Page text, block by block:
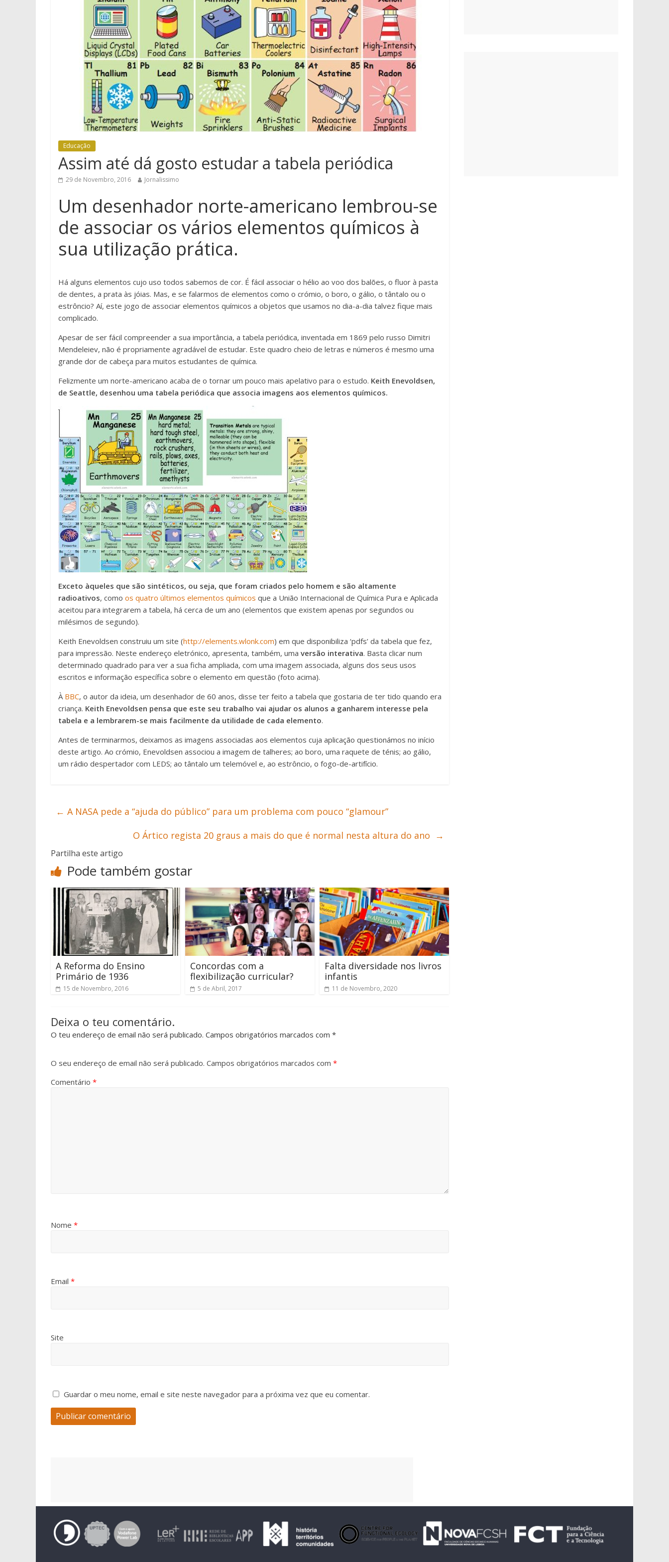
Educação
Assim até dá gosto estudar a tabela periódica
29 de Novembro, 2016 Jornalissimo
Um desenhador norte-americano lembrou-se
de associar os vários elementos químicos à
sua utilização prática.
Há alguns elementos cujo uso todos sabemos de cor. É fácil associar o hélio ao voo dos balões, o fluor à pasta
de dentes, a prata às jóias. Mas, e se falarmos de elementos como o crómio, o boro, o gálio, o tântalo ou o
estrôncio? Aí, este jogo de associar elementos químicos a objetos que usamos no dia-a-dia talvez fique mais
complicado.
Apesar de ser fácil compreender a sua importância, a tabela periódica, inventada em 1869 pelo russo Dimitri
Mendeleiev, não é propriamente agradável de estudar. Este quadro cheio de letras e números é mesmo uma
grande dor de cabeça para muitos estudantes de química.
Felizmente um norte-americano acaba de o tornar um pouco mais apelativo para o estudo. Keith Enevoldsen,
de Seattle, desenhou uma tabela periódica que associa imagens aos elementos químicos.
Exceto àqueles que são sintéticos, ou seja, que foram criados pelo homem e são altamente
radioativos, como os quatro últimos elementos químicos que a União Internacional de Química Pura e Aplicada
aceitou para integrarem a tabela, há cerca de um ano (elementos que existem apenas por segundos ou
milésimos de segundo).
Keith Enevoldsen construiu um site (http://elements.wlonk.com) em que disponibiliza ‘pdfs’ da tabela que fez,
para impressão. Neste endereço eletrónico, apresenta, também, uma versão interativa. Basta clicar num
determinado quadrado para ver a sua ficha ampliada, com uma imagem associada, alguns dos seus usos
escritos e informação específica sobre o elemento em questão (foto acima).
À BBC, o autor da ideia, um desenhador de 60 anos, disse ter feito a tabela que gostaria de ter tido quando era
criança. Keith Enevoldsen pensa que este seu trabalho vai ajudar os alunos a ganharem interesse pela
tabela e a lembrarem-se mais facilmente da utilidade de cada elemento.
Antes de terminarmos, deixamos as imagens associadas aos elementos cuja aplicação questionámos no início
deste artigo. Ao crómio, Enevoldsen associou a imagem de talheres; ao boro, uma raquete de ténis; ao gálio,
um rádio despertador com LEDS; ao tântalo um telemóvel e, ao estrôncio, o fogo-de-artifício.
← A NASA pede a “ajuda do público” para um problema com pouco “glamour”
O Ártico regista 20 graus a mais do que é normal nesta altura do ano →
Partilha este artigo
Pode também gostar
A Reforma do Ensino
Primário de 1936
15 de Novembro, 2016
Concordas com a
flexibilização curricular?
5 de Abril, 2017
Falta diversidade nos livros
infantis
11 de Novembro, 2020
Deixa o teu comentário.
O teu endereço de email não será publicado. Campos obrigatórios marcados com *
O seu endereço de email não será publicado. Campos obrigatórios marcados com *
Comentário *
Nome *
Email *
Site
Guardar o meu nome, email e site neste navegador para a próxima vez que eu comentar.